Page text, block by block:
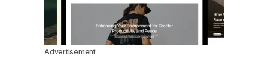
Advertisement